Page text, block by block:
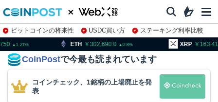
ビットコインの将来性 USDC買い方
ステーキング利率比較
株特集・関連銘柄
302,690.0 XRP 163.41
CoinPostで今最も読まれています
コインチェック、1銘柄の上場廃止を発
表